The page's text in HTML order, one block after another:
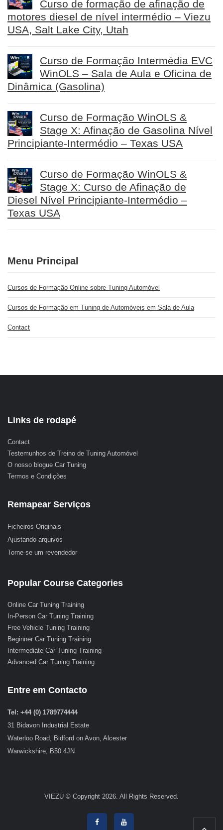
Curso de formação de afinação de
motores diesel de nível intermédio – Viezu
USA, Salt Lake City, Utah
Curso de Formação Intermédia EVC
WinOLS – Sala de Aula e Oficina de
Dinâmica (Gasolina)
Curso de Formação WinOLS &
Stage X: Afinação de Gasolina Nível
Principiante-Intermédio – Texas USA
Curso de Formação WinOLS &
Stage X: Curso de Afinação de
Diesel Nível Principiante-Intermédio –
Texas USA
Menu Principal
Cursos de Formação Online sobre Tuning Automóvel
Cursos de Formação em Tuning de Automóveis em Sala de Aula
Contact
Links de rodapé
Contact
Testemunhos de Treino de Tuning Automóvel
O nosso blogue Car Tuning
Termos e Condições
Remapear Serviços
Ficheiros Originais
Ajustando arquivos
Torne-se um revendedor
Popular Course Categories
Online Car Tuning Training
In-Person Car Tuning Training
Free Vehicle Tuning Training
Beginner Car Tuning Training
Intermediate Car Tuning Training
Advanced Car Tuning Training
Entre em Contacto
Tel: +44 (0) 1789774444
31 Bidavon Industrial Estate
Waterloo Road, Bidford on Avon, Alcester
Warwickshire, B50 4JN
VIEZU © Copyright 2026. All Rights Reserved.